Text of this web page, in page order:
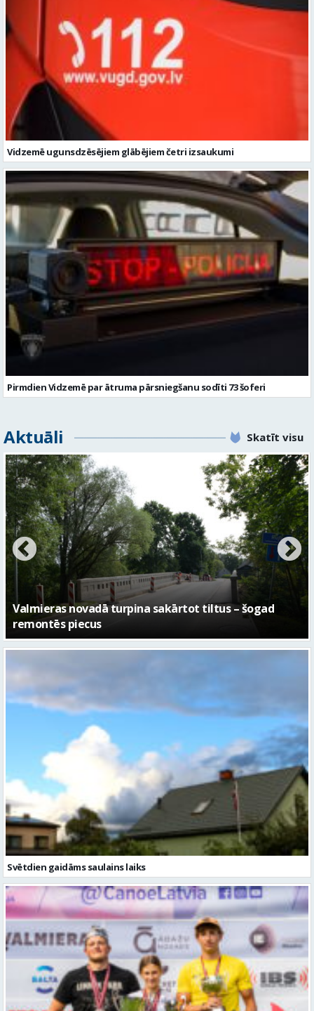
Vidzemē ugunsdzēsējiem glābējiem četri izsaukumi
Pirmdien Vidzemē par ātruma pārsniegšanu sodīti 73 šoferi
Aktuāli Skatīt visu
No pagaidu teātra līdz laikmetīgās kultūras centram
– kā attīstīsies “Kurtuve”
Svētdien gaidāms saulains laiks